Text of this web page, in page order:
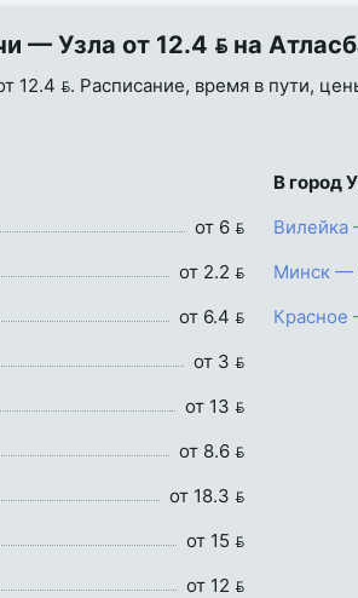
— Узла от 12.4  на
12.4 . Расписание, время в пути,
от 6 
от 2.2 
от 6.4 
от 3 
от 13 
от 8.6 
от 18.3 
от 15 
от 12 
В город
Вилейка
Минск —
Красное